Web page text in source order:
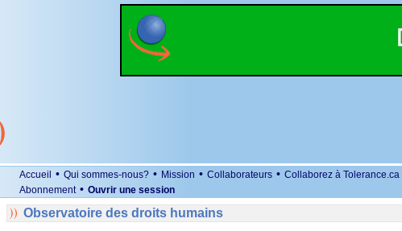
Accueil • Qui sommes-nous? • Mission • Collaborateurs • Collaborez à
Abonnement • Ouvrir une session
Observatoire des droits humains